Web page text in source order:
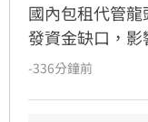
國內包租代管
發資金缺口，
慌。國家住都
-336分鐘前